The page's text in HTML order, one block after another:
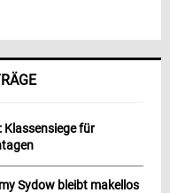
Klassensiege für
Sydow bleibt makellos